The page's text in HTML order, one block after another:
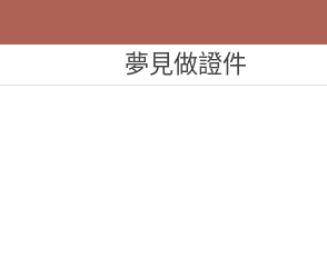
夢見做證件